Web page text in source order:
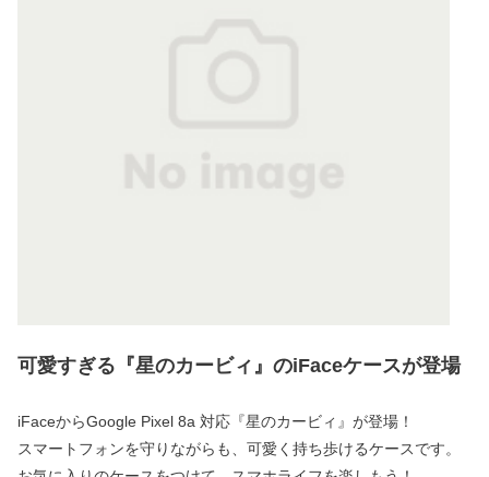
可愛すぎる『星のカービィ』のiFaceケースが登場
iFaceからGoogle Pixel 8a 対応『星のカービィ』が登場！
スマートフォンを守りながらも、可愛く持ち歩けるケースです。